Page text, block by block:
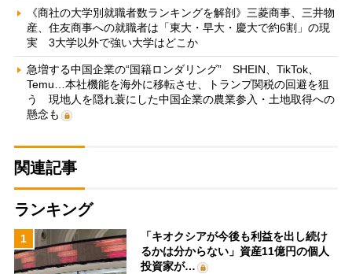
《商社の大学別就職者数ランキングを解剖》三菱商事、三井物
産、住友商事への就職者は「東大・早大・慶大で約6割」の現
実 3大学以外で強い大学はどこか
急増する中国企業の“国籍ロンダリング” SHEIN、TikTok、
Temu…本社機能を海外に移転させ、トランプ関税の回避を狙
う 現地人を隠れ蓑にした中国企業の農業参入・土地取得への
懸念も
関連記事
ランキング
1
「キオクシアが今後も利益を出し続け
るかは分からない」資産11億円の個人
投資家が…